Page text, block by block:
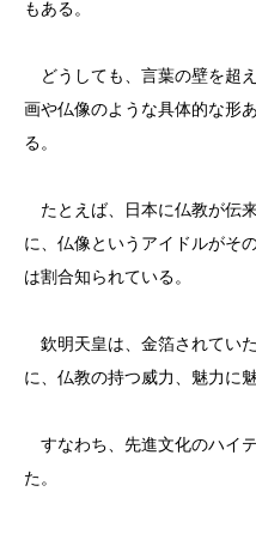
もある。
どうしても、言葉の壁を超
画や仏像のような具体的な形
る。
たとえば、日本に仏教が伝
に、仏像というアイドルがそ
は割合知られている。
欽明天皇は、金箔されてい
に、仏教の持つ威力、魅力に
すなわち、先進文化のハイ
た。